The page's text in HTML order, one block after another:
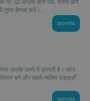
पर 3D लग्ज़री कारें रखें, चलाएँ और
तुरंत कैप्चर करें।...
डाउनलोड
आपके कमरे में उतरती है। फोन
बनें और पहले-व्यक्ति लड़ाइयाँ
डाउनलोड